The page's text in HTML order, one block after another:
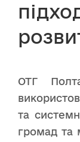
ОТГ
та
громад та